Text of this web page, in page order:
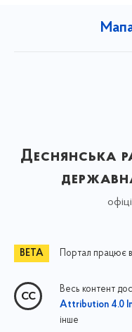
Деснянська
Портал працює
Весь контент
Attribution 4.0
інше